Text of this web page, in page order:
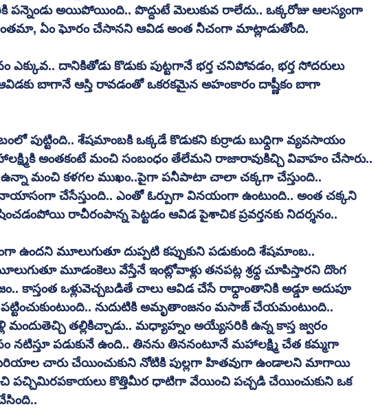
పన్నెండు అయిపోయింది.. పొద్దుటే మెలుకువ రాలేదు.. ఒక్కరోజు ఆలస్యంగా
ఏం ఘోరం చేసానని ఆవిడ అంత నీచంగా మాట్లాడుతోంది.
దానికితోడు కొడుకు పుట్టగానే భర్త చనిపోవడం, భర్త సోదరులు
బాగానే ఆస్తి రావడంతో ఒకరకమైన అహంకారం దాష్ణీకం బాగా
పుట్టింది.. శేషమాంబకి ఒక్కడే కొడుకని కుర్రాడు బుధ్దిగా వ్యవసాయం
అంతకంటే మంచి సంబంధం తేలేమని రాజారావుకిచ్చి వివాహం చేసారు..
మంచి కళగల ముఖం..పైగా పనీపాటా చాలా చక్కగా చేస్తుంది..
చేసేస్తుంది.. ఎంతో ఓర్పుగా వినయంగా ఉంటుంది.. అంత చక్కని
రాచీరంపాన్న పెట్టడం ఆవిడ పైశాచిక ప్రవర్తనకు నిదర్శనం..
ఉందని మూలుగుతూ దుప్పటి కప్పుకుని పడుకుంది శేషమాంబ..
మూడంకెలు వేస్తేనే ఇంట్లోవాళ్లు తనపట్ల శ్రధ్ద చూపిస్తారని దొంగ
కాస్తంత ఒళ్లువెచ్చబడితే చాలు ఆవిడ చేసే రాధ్దాంతానికి అడ్డూ అదుపూ
పట్టించుకుంటుంది.. నుదుటికి అమృతాంజనం మసాజ్ చేయమంటుంది..
మందుతెచ్చి తల్లికిచ్చాడు.. మధ్యాహ్నం అయ్యేసరికి ఉన్న కాస్త జ్వరం
పడుకునే ఉంది.. తినను తిననంటూనే మహాలక్ష్మి చేత కమ్మగా
చారు చేయించుకుని నోటికి పుల్లగా హితవుగా ఉండాలని మాగాయి
పచ్చిమిరపకాయలు కొత్తిమీర ధాటిగా వేయించి పచ్చడి చేయించుకుని ఒక